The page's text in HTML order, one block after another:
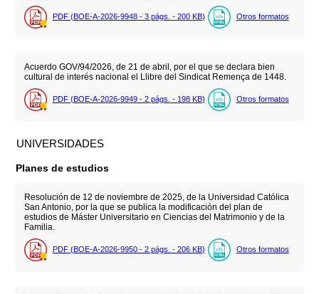
PDF (BOE-A-2026-9948 - 3 págs. - 200 KB) Otros formatos
Acuerdo GOV/94/2026, de 21 de abril, por el que se declara bien
cultural de interés nacional el Llibre del Sindicat Remença de 1448.
PDF (BOE-A-2026-9949 - 2 págs. - 198 KB) Otros formatos
UNIVERSIDADES
Planes de estudios
Resolución de 12 de noviembre de 2025, de la Universidad Católica
San Antonio, por la que se publica la modificación del plan de
estudios de Máster Universitario en Ciencias del Matrimonio y de la
Familia.
PDF (BOE-A-2026-9950 - 2 págs. - 206 KB) Otros formatos